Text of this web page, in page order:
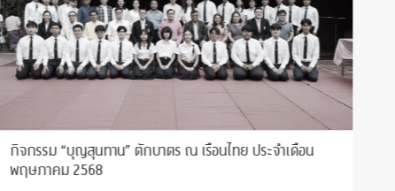
ขอแสดงความยินดีกับ รศ. ดร.ธีระพร อุวรรณโณ ที่ได้รับการ
แต่งตั้งเป็น “ราชบัณฑิต” ประเภทวิชาจิตวิทยา สาขาวิชา